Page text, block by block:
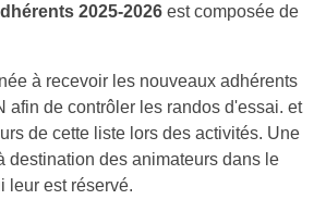
2025-2026 est composée de
à recevoir les nouveaux adhérents
afin de contrôler les randos d'essai. et
de cette liste lors des activités. Une
destination des animateurs dans le
leur est réservé.